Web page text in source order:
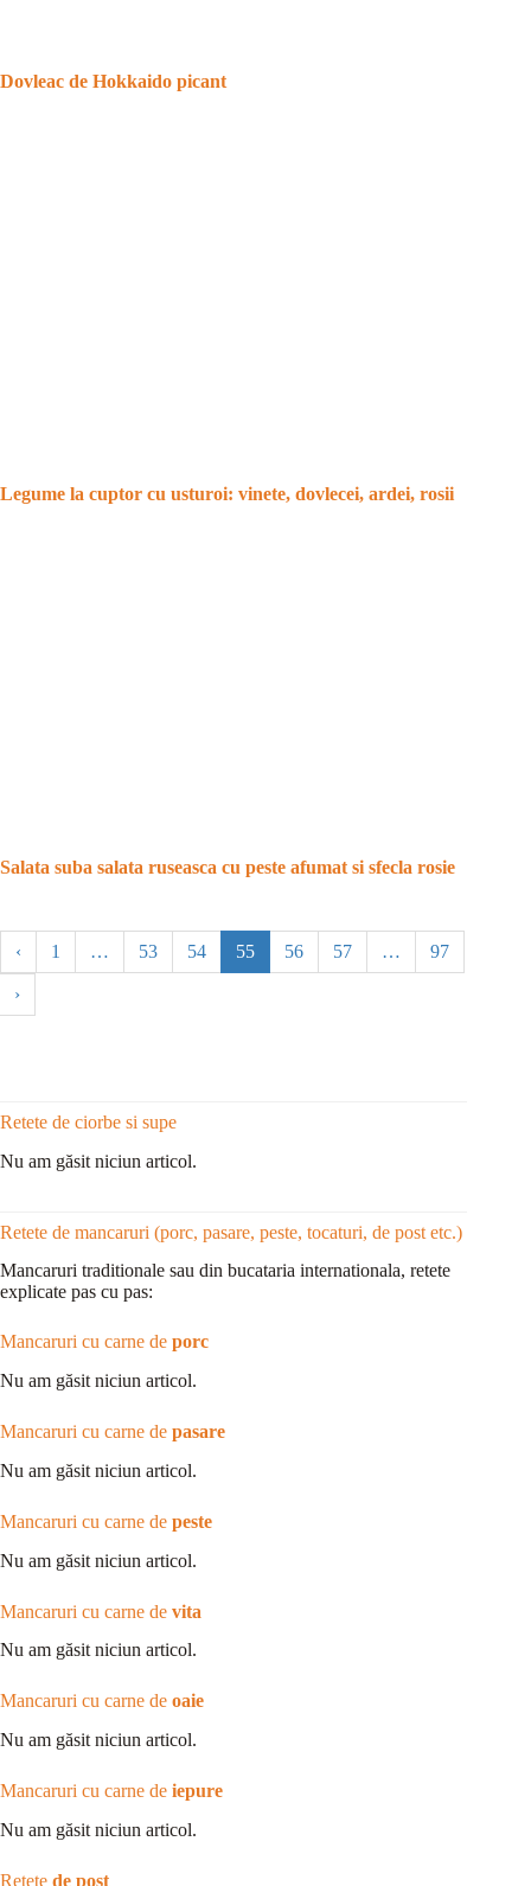
Dovleac de Hokkaido picant
Legume la cuptor cu usturoi: vinete, dovlecei, ardei, rosii
Salata suba salata ruseasca cu peste afumat si sfecla rosie
‹ 1 … 53 54 55 56 57 … 97
›
Retete de ciorbe si supe
Nu am găsit niciun articol.
Retete de mancaruri (porc, pasare, peste, tocaturi, de post etc.)
Mancaruri traditionale sau din bucataria internationala, retete
explicate pas cu pas:
Mancaruri cu carne de porc
Nu am găsit niciun articol.
Mancaruri cu carne de pasare
Nu am găsit niciun articol.
Mancaruri cu carne de peste
Nu am găsit niciun articol.
Mancaruri cu carne de vita
Nu am găsit niciun articol.
Mancaruri cu carne de oaie
Nu am găsit niciun articol.
Mancaruri cu carne de iepure
Nu am găsit niciun articol.
Retete de post